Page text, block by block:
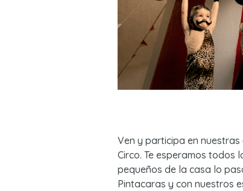
Ven y participa en
Circo. Te esperamos todos
pequeños de la casa lo
Pintacaras y con nuestros